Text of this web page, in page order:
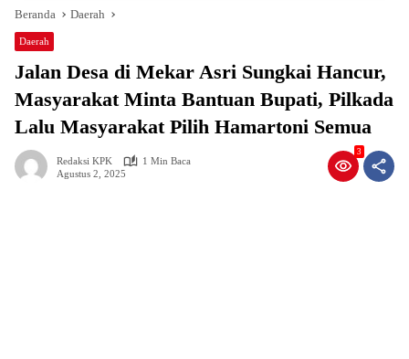
Beranda Daerah
Daerah
Jalan Desa di Mekar Asri Sungkai Hancur,
Masyarakat Minta Bantuan Bupati, Pilkada
Lalu Masyarakat Pilih Hamartoni Semua
Redaksi KPK
1 Min Baca
Agustus 2, 2025
3